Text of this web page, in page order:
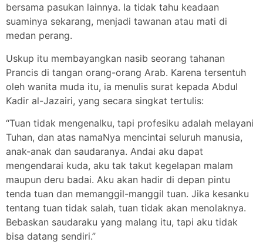
bersama pasukan lainnya. Ia tidak tahu keadaan
suaminya sekarang, menjadi tawanan atau mati di
medan perang.
Uskup itu membayangkan nasib seorang tahanan
Prancis di tangan orang-orang Arab. Karena tersentuh
oleh wanita muda itu, ia menulis surat kepada Abdul
Kadir al-Jazairi, yang secara singkat tertulis:
“Tuan tidak mengenalku, tapi profesiku adalah melayani
Tuhan, dan atas namaNya mencintai seluruh manusia,
anak-anak dan saudaranya. Andai aku dapat
mengendarai kuda, aku tak takut kegelapan malam
maupun deru badai. Aku akan hadir di depan pintu
tenda tuan dan memanggil-manggil tuan. Jika kesanku
tentang tuan tidak salah, tuan tidak akan menolaknya.
Bebaskan saudaraku yang malang itu, tapi aku tidak
bisa datang sendiri.”